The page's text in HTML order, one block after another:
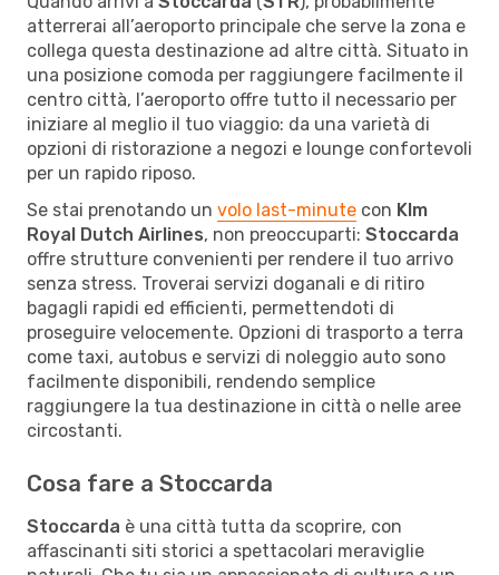
atterrerai all’aeroporto principale che serve la zona e
collega questa destinazione ad altre città. Situato in
una posizione comoda per raggiungere facilmente il
centro città, l’aeroporto offre tutto il necessario per
iniziare al meglio il tuo viaggio: da una varietà di
opzioni di ristorazione a negozi e lounge confortevoli
per un rapido riposo.
Se stai prenotando un volo last-minute con Klm
Royal Dutch Airlines, non preoccuparti: Stoccarda
offre strutture convenienti per rendere il tuo arrivo
senza stress. Troverai servizi doganali e di ritiro
bagagli rapidi ed efficienti, permettendoti di
proseguire velocemente. Opzioni di trasporto a terra
come taxi, autobus e servizi di noleggio auto sono
facilmente disponibili, rendendo semplice
raggiungere la tua destinazione in città o nelle aree
circostanti.
Cosa fare a Stoccarda
Stoccarda è una città tutta da scoprire, con
affascinanti siti storici a spettacolari meraviglie